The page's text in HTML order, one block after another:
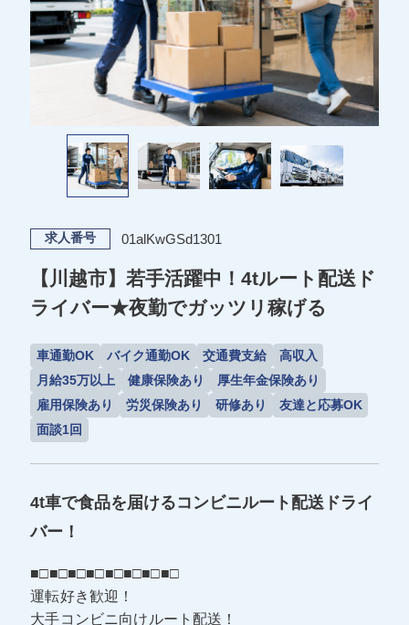
求人番号 01alKwGSd1301
【川越市】若手活躍中！4tルート配送ド
ライバー★夜勤でガッツリ稼げる
車通勤OK バイク通勤OK 交通費支給
高収入
月給35万以上
健康保険あり
厚生年金保険あり
雇用保険あり
労災保険あり 研修あり
友達と応募OK
面談1回
4t車で食品を届けるコンビニルート配送ドライ
バー！
■□■□■□■□■□■□■□■□
運転好き歓迎！
大手コンビニ向けルート配送！